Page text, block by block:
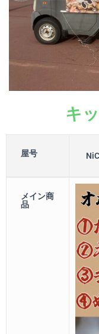
キ
屋号
メイン商
品